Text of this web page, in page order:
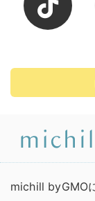
michill byGMO